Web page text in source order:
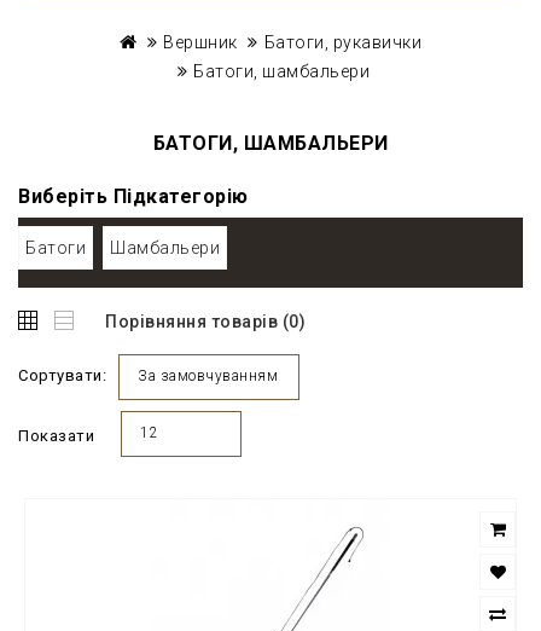
Вершник
Батоги, рукавички
Батоги, шамбальери
БАТОГИ, ШАМБАЛЬЕРИ
Виберіть Підкатегорію
Батоги Шамбальери
Порівняння товарів (0)
Сортувати: За замовчуванням
Показати 12